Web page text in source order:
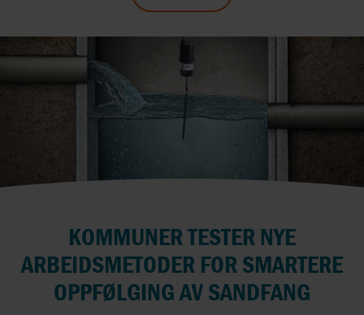
KOMMUNER TESTER NYE
ARBEIDSMETODER FOR SMARTERE
OPPFØLGING AV SANDFANG